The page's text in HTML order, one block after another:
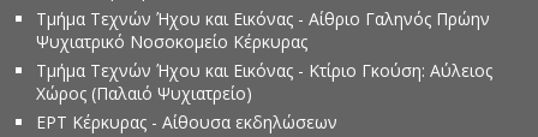
Τμήμα Τεχνών Ήχου και Εικόνας - Αίθριο Γαληνός Πρώην
Ψυχιατρικό Νοσοκομείο Κέρκυρας
Τμήμα Τεχνών Ήχου και Εικόνας - Κτίριο Γκούση: Αύλειος
Χώρος (Παλαιό Ψυχιατρείο)
ΕΡΤ Κέρκυρας - Αίθουσα εκδηλώσεων